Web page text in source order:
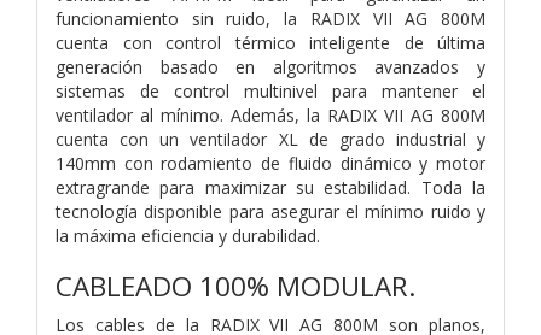
funcionamiento sin ruido, la RADIX VII AG 800M
cuenta con control térmico inteligente de última
generación basado en algoritmos avanzados y
sistemas de control multinivel para mantener el
ventilador al mínimo. Además, la RADIX VII AG 800M
cuenta con un ventilador XL de grado industrial y
140mm con rodamiento de fluido dinámico y motor
extragrande para maximizar su estabilidad. Toda la
tecnología disponible para asegurar el mínimo ruido y
la máxima eficiencia y durabilidad.
CABLEADO 100% MODULAR.
Los cables de la RADIX VII AG 800M son planos,